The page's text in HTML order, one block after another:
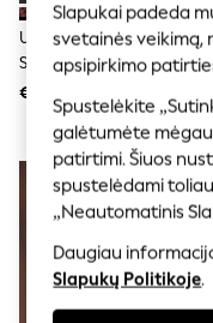
Polo Shirts
Sweatshirts
Cardigans
Underwear
Socks &
Multipacks
All Girls
Trainers &
Swimwear
Tops
Leggings
Shorts
Joggers
Uoga/Juodasis
Sukta Paminkštinta Laidų
Juostele Su Dirželiu
€29
Slapukai padeda
svetainės veikimą,
apsipirkimo
Spustelėkite
galėtumėte
patirtimi. Šiuos
spustelėdami
„Neautomatinis
Daugiau
Slapukų Politikoje.